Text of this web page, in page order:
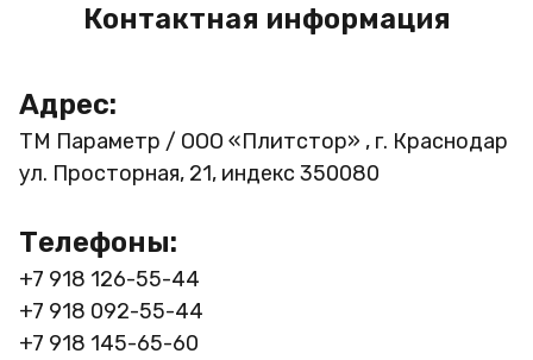
Контактная информация
Адрес:
ТМ Параметр / ООО «Плитстор» , г. Краснодар
ул. Просторная, 21, индекс 350080
Телефоны:
+7 918 126-55-44
+7 918 092-55-44
+7 918 145-65-60